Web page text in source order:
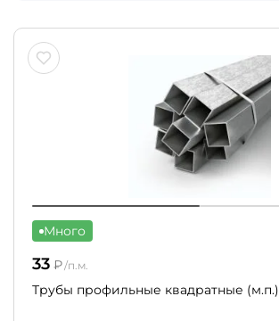
Много
33 ₽/п.м.
Трубы профильные квадратные (м.п.)